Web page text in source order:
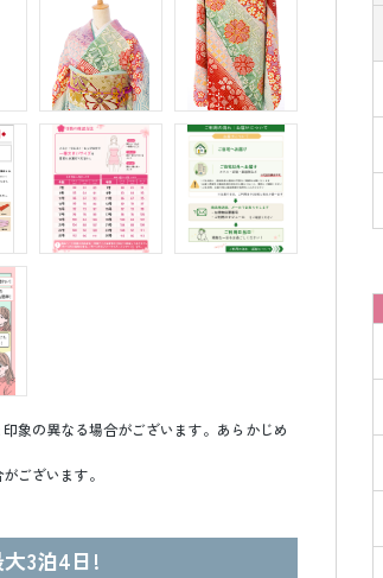
象の異なる場合がございます。あらかじめ
ございます。
3泊4日!